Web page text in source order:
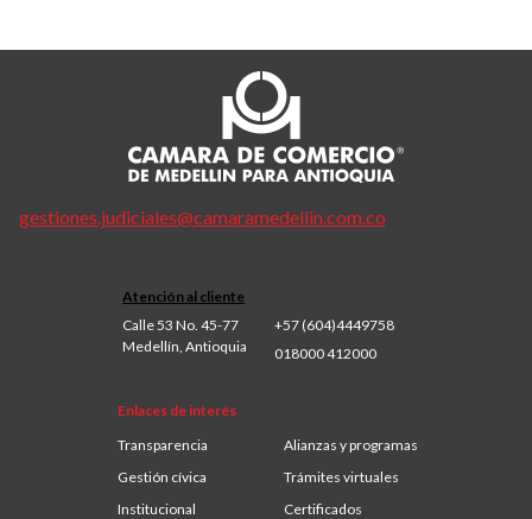
gestiones.judiciales@camaramedellin.com.co
Atención al cliente
Calle 53 No. 45-77
Medellín, Antioquia
+57 (604)4449758
018000 412000
Enlaces de interés
Transparencia
Alianzas y programas
Gestión cívica
Trámites virtuales
Institucional
Certificados